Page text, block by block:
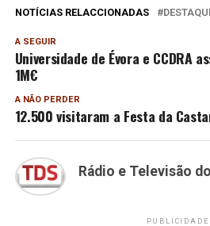
NOTÍCIAS RELACCIONADAS
A SEGUIR
Universidade de Évora e CCDRA
1M€
A NÃO PERDER
12.500 visitaram a Festa da
Rádio e Televisão
PUBLICIDADE